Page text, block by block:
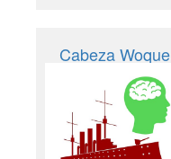
Cabeza Woque